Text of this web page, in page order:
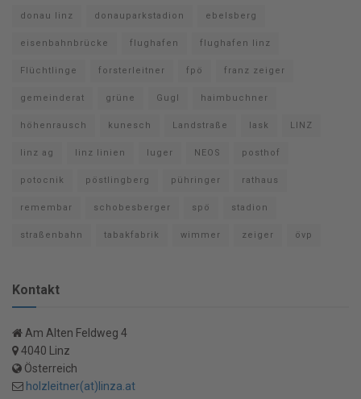
donau linz donauparkstadion ebelsberg
eisenbahnbrücke flughafen flughafen linz
Flüchtlinge forsterleitner fpö franz zeiger
gemeinderat grüne Gugl haimbuchner
höhenrausch kunesch Landstraße lask LINZ
linz ag linz linien luger NEOS posthof
potocnik pöstlingberg pühringer rathaus
remembar schobesberger spö stadion
straßenbahn tabakfabrik wimmer zeiger övp
Kontakt
Am Alten Feldweg 4
4040 Linz
Österreich
holzleitner(at)linza.at